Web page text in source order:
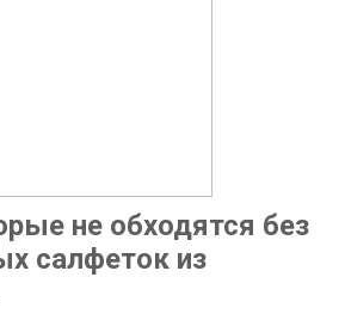
не обходятся без
салфеток из